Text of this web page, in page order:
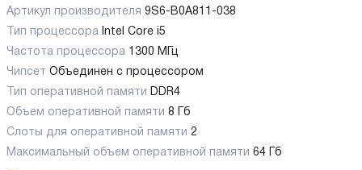
Артикул производителя 9S6-B0A811-038
Тип процессора Intel Core i5
Частота процессора 1300 МГц
Чипсет Объединен с процессором
Тип оперативной памяти DDR4
Объем оперативной памяти 8 Гб
Слоты для оперативной памяти 2
Максимальный объем оперативной памяти 64 Гб